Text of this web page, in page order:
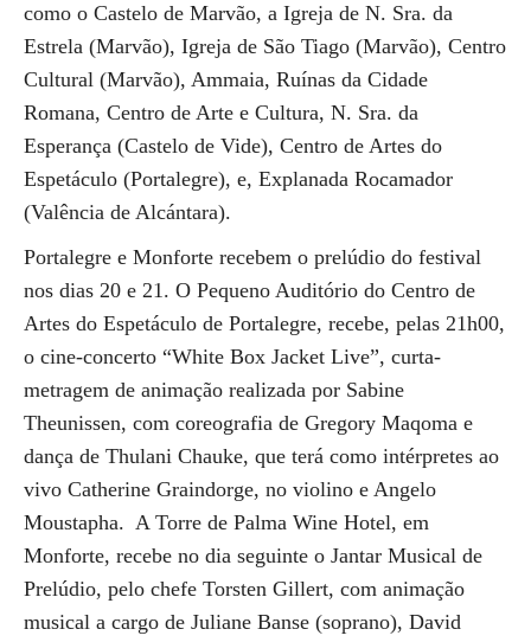
como o Castelo de Marvão, a Igreja de N. Sra. da
Estrela (Marvão), Igreja de São Tiago (Marvão), Centro
Cultural (Marvão), Ammaia, Ruínas da Cidade
Romana, Centro de Arte e Cultura, N. Sra. da
Esperança (Castelo de Vide), Centro de Artes do
Espetáculo (Portalegre), e, Explanada Rocamador
(Valência de Alcántara).
Portalegre e Monforte recebem o prelúdio do festival
nos dias 20 e 21. O Pequeno Auditório do Centro de
Artes do Espetáculo de Portalegre, recebe, pelas 21h00,
o cine-concerto “White Box Jacket Live”, curta-
metragem de animação realizada por Sabine
Theunissen, com coreografia de Gregory Maqoma e
dança de Thulani Chauke, que terá como intérpretes ao
vivo Catherine Graindorge, no violino e Angelo
Moustapha. A Torre de Palma Wine Hotel, em
Monforte, recebe no dia seguinte o Jantar Musical de
Prelúdio, pelo chefe Torsten Gillert, com animação
musical a cargo de Juliane Banse (soprano), David